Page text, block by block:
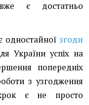
є достатньо
одностайної згоди
України успіх на
попередніх
з узгодження
є не просто